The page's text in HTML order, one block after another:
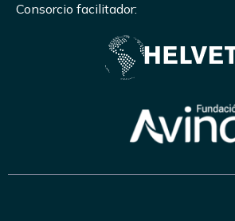
Consorcio facilitador: